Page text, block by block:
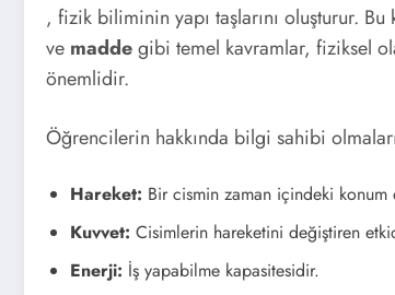
, fizik biliminin yapı taşlarını oluşturur.
ve maddegibi temel kavramlar, fiziksel
önemlidir.
Öğrencilerin hakkında bilgi sahibi
Hareket: Bir cismin zaman içindeki
Kuvvet: Cisimlerin hareketini değiştiren
Enerji: İş yapabilme kapasitesidir.